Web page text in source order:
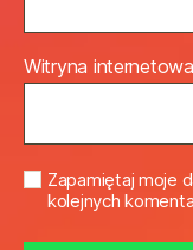
Witryna internetowa
Zapamiętaj moje
kolejnych